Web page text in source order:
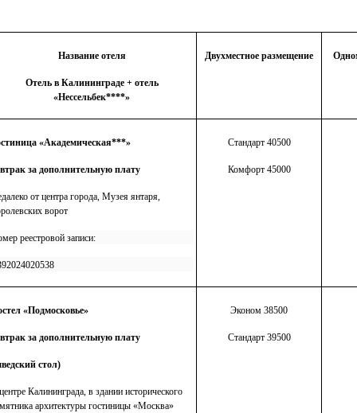
Название отеля
Отель в Калининграде +отель
«Нессельбек****»
Двухместное размещение
«Академическая***»
за дополнительную плату
от центра города, Музея янтаря,
ворот
реестровой записи:
Стандарт 40500
Комфорт 45000
«Подмосковье»
за дополнительную плату
стол)
Калининграда, в здании исторического
архитектуры гостиницы «Москва»
Эконом 38500
Стандарт 39500